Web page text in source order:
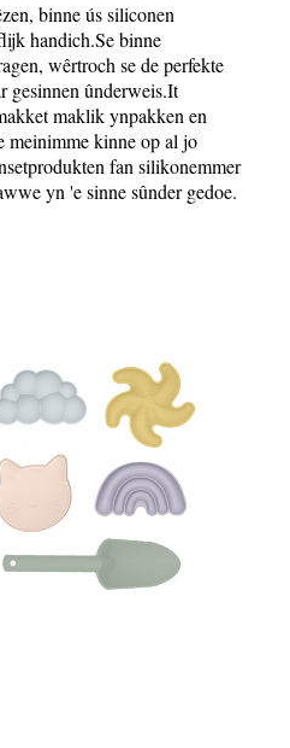
binne ús siliconen
handich.Se binne
wêrtroch se de perfekte
gesinnen ûnderweis.It
maklik ynpakken en
meinimme kinne op al jo
fan silikonemmer
yn 'e sinne sûnder gedoe.